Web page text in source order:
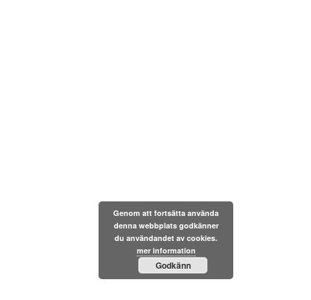
Genom att fortsätta använda
denna webbplats godkänner
du användandet av cookies.
mer information
Godkänn